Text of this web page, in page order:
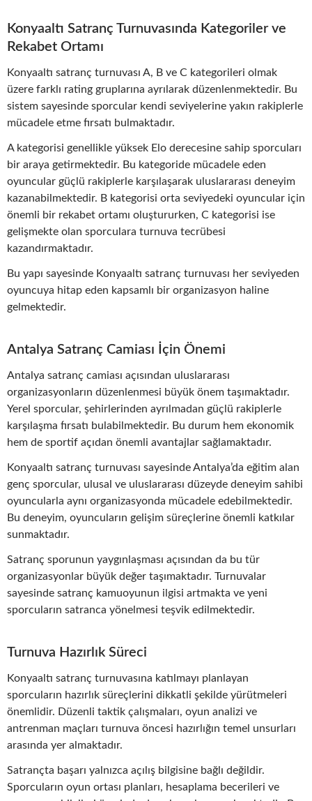
Konyaaltı Satranç Turnuvasında Kategoriler ve
Rekabet Ortamı
Konyaaltı satranç turnuvası A, B ve C kategorileri olmak
üzere farklı rating gruplarına ayrılarak düzenlenmektedir. Bu
sistem sayesinde sporcular kendi seviyelerine yakın rakiplerle
mücadele etme fırsatı bulmaktadır.
A kategorisi genellikle yüksek Elo derecesine sahip sporcuları
bir araya getirmektedir. Bu kategoride mücadele eden
oyuncular güçlü rakiplerle karşılaşarak uluslararası deneyim
kazanabilmektedir. B kategorisi orta seviyedeki oyuncular için
önemli bir rekabet ortamı oluştururken, C kategorisi ise
gelişmekte olan sporculara turnuva tecrübesi
kazandırmaktadır.
Bu yapı sayesinde Konyaaltı satranç turnuvası her seviyeden
oyuncuya hitap eden kapsamlı bir organizasyon haline
gelmektedir.
Antalya Satranç Camiası İçin Önemi
Antalya satranç camiası açısından uluslararası
organizasyonların düzenlenmesi büyük önem taşımaktadır.
Yerel sporcular, şehirlerinden ayrılmadan güçlü rakiplerle
karşılaşma fırsatı bulabilmektedir. Bu durum hem ekonomik
hem de sportif açıdan önemli avantajlar sağlamaktadır.
Konyaaltı satranç turnuvası sayesinde Antalya’da eğitim alan
genç sporcular, ulusal ve uluslararası düzeyde deneyim sahibi
oyuncularla aynı organizasyonda mücadele edebilmektedir.
Bu deneyim, oyuncuların gelişim süreçlerine önemli katkılar
sunmaktadır.
Satranç sporunun yaygınlaşması açısından da bu tür
organizasyonlar büyük değer taşımaktadır. Turnuvalar
sayesinde satranç kamuoyunun ilgisi artmakta ve yeni
sporcuların satranca yönelmesi teşvik edilmektedir.
Turnuva Hazırlık Süreci
Konyaaltı satranç turnuvasına katılmayı planlayan
sporcuların hazırlık süreçlerini dikkatli şekilde yürütmeleri
önemlidir. Düzenli taktik çalışmaları, oyun analizi ve
antrenman maçları turnuva öncesi hazırlığın temel unsurları
arasında yer almaktadır.
Satrançta başarı yalnızca açılış bilgisine bağlı değildir.
Sporcuların oyun ortası planları, hesaplama becerileri ve